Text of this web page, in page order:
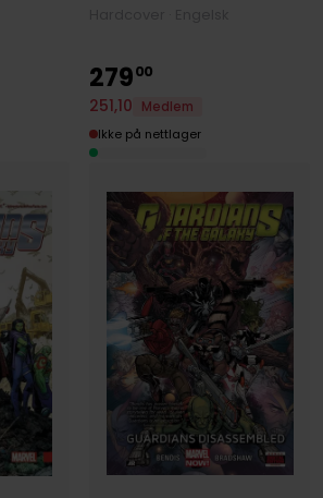
27900
251,10
Medlem
Ikke på nettlager